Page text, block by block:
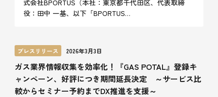
式会社BPORTUS（本社：東京都千代田区、代表取締
役：田中 一基、以下「BPORTUS…
プレスリリース 2026年3月3日
ガス業界情報収集を効率化！『GAS POTAL』登録キ
ャンペーン、好評につき期間延長決定 ～サービス比
較からセミナー予約までDX推進を支援～